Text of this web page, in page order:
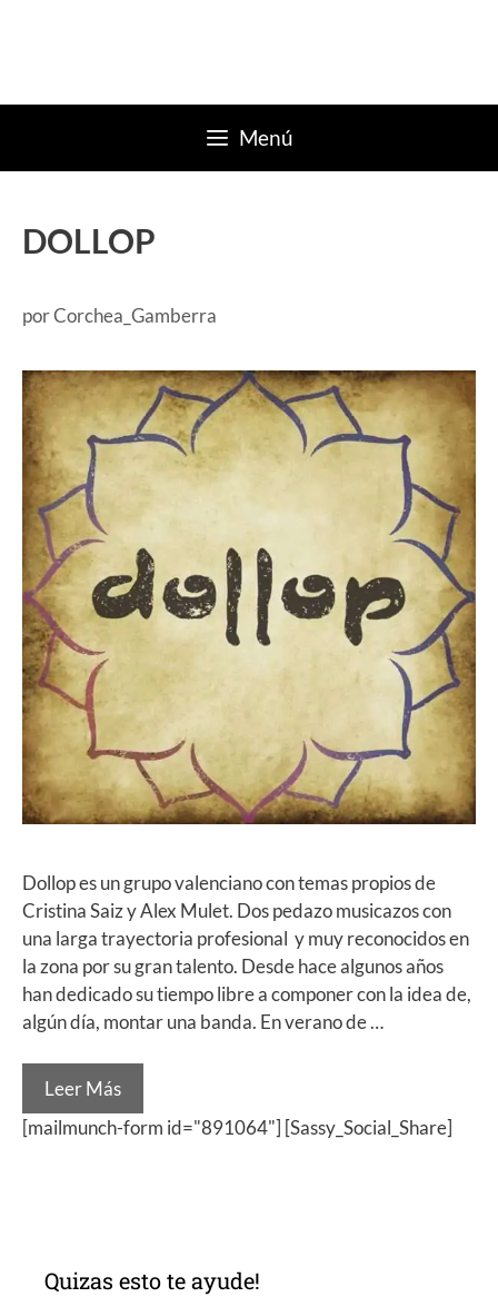
Menú
DOLLOP
porCorchea_Gamberra
Dollop es un grupo valenciano con temas propios de
Cristina Saiz y Alex Mulet. Dos pedazo musicazos con
una larga trayectoria profesional y muy reconocidos en
la zona por su gran talento. Desde hace algunos años
han dedicado su tiempo libre a componer con la idea de,
algún día, montar una banda. En verano de …
Leer Más
[mailmunch-form id="891064"] [Sassy_Social_Share]
Quizas esto te ayude!